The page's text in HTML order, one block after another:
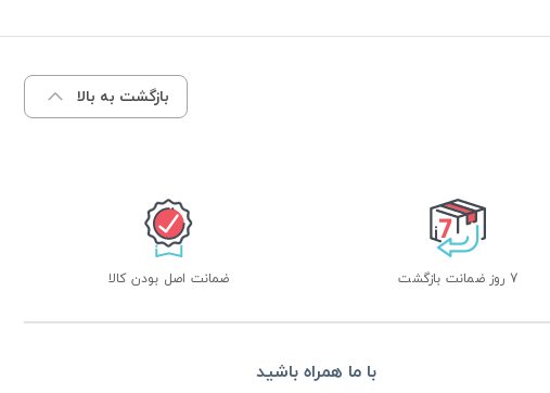
بازگشت به بالا
7 روز ضمانت بازگشت ضمانت اصل بودن کالا
با ما همراه باشید